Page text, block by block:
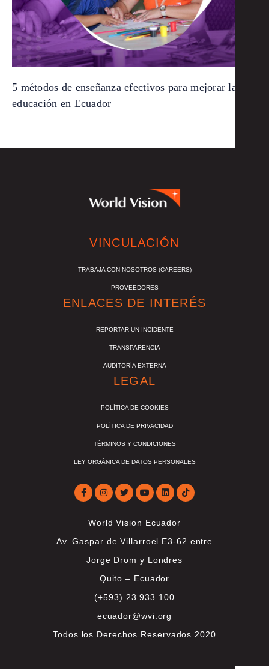
5 métodos de enseñanza efectivos para mejorar la
educación en Ecuador
VINCULACIÓN
TRABAJA CON NOSOTROS (CAREERS)
PROVEEDORES
ENLACES DE INTERÉS
REPORTAR UN INCIDENTE
TRANSPARENCIA
AUDITORÍA EXTERNA
LEGAL
POLÍTICA DE COOKIES
POLÍTICA DE PRIVACIDAD
TÉRMINOS Y CONDICIONES
LEY ORGÁNICA DE DATOS PERSONALES
World Vision Ecuador
Av. Gaspar de Villarroel E3-62 entre
Jorge Drom y Londres
Quito – Ecuador
(+593) 23 933 100
ecuador@wvi.org
Todos los Derechos Reservados 2020